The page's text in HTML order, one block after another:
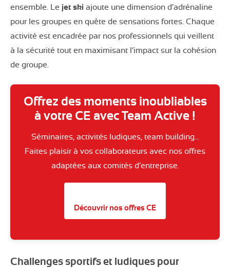
ensemble. Le jet ski ajoute une dimension d’adrénaline
pour les groupes en quête de sensations fortes. Chaque
activité est encadrée par nos professionnels qui veillent
à la sécurité tout en maximisant l’impact sur la cohésion
de groupe.
Offrez des moments inoubliables
à votre CE avec Team Active !
Séminaires, activités ludiques, team building…
Faites plaisir à vos collaborateurs avec nos offres
adaptées aux comités d’entreprise.
Découvrir nos offres CE
Challenges sportifs et ludiques pour